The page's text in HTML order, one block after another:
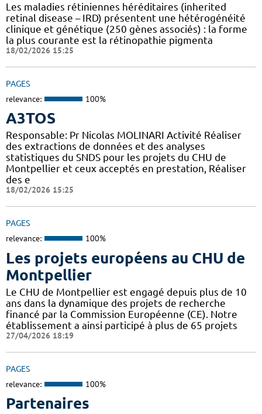
Les maladies rétiniennes héréditaires (inherited
retinal disease – IRD) présentent une hétérogénéité
clinique et génétique (250 gènes associés) : la forme
la plus courante est la rétinopathie pigmenta
18/02/2026 15:25
PAGES
relevance: 100%
A3TOS
Responsable: Pr Nicolas MOLINARI Activité Réaliser
des extractions de données et des analyses
statistiques du SNDS pour les projets du CHU de
Montpellier et ceux acceptés en prestation, Réaliser
des e
18/02/2026 15:25
PAGES
relevance: 100%
Les projets européens au CHU de
Montpellier
Le CHU de Montpellier est engagé depuis plus de 10
ans dans la dynamique des projets de recherche
financé par la Commission Européenne (CE). Notre
établissement a ainsi participé à plus de 65 projets
27/04/2026 18:19
PAGES
relevance: 100%
Partenaires